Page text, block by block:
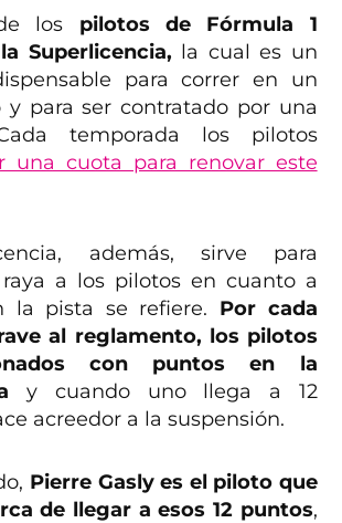
los pilotos de Fórmula 1
Superlicencia, la cual es un
para correr en un
y para ser contratado por una
temporada los pilotos
una cuota para renovar este
además, sirve para
a los pilotos en cuanto a
la pista se refiere. Por cada
al reglamento, los pilotos
con puntos en la
y cuando uno llega a 12
acreedor a la suspensión.
Pierre Gasly es el piloto que
de llegar a esos 12 puntos,